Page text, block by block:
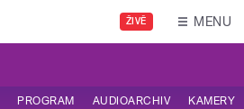
ŽIVĚ MENU
PROGRAM AUDIOARCHIV KAMERY